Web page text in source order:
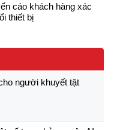
cáo khách hàng xác
thiết bị
người khuyết tật